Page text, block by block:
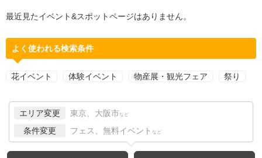
最近見たイベント&スポットページはありません。
よく使われる検索条件
花イベント 体験イベント 物産展・観光フェア 祭り
エリア変更 東京、大阪市 など
条件変更 フェス、無料イベント など